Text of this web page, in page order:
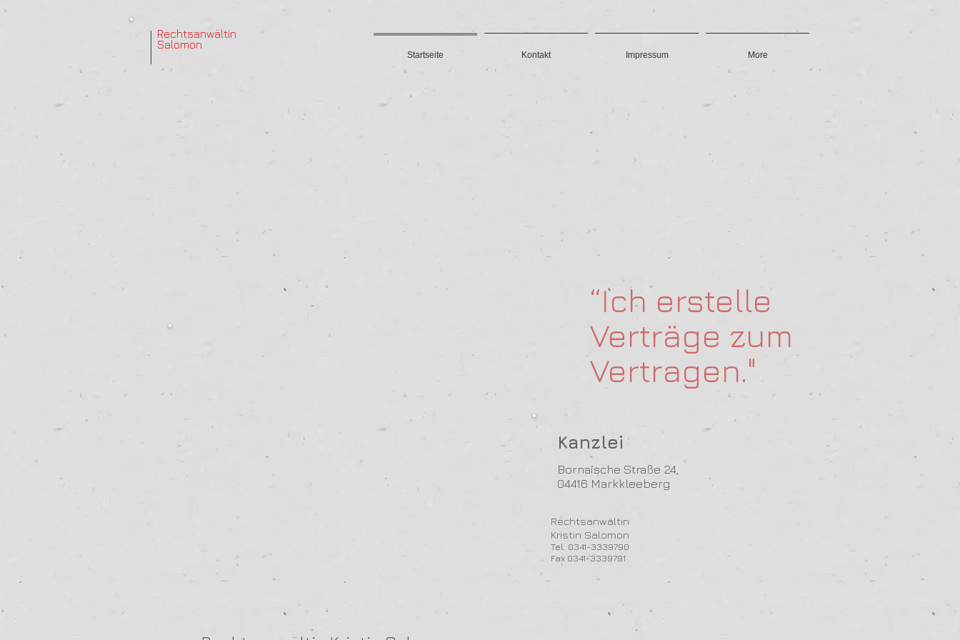
Rechtsanwältin
Salomon
Startseite Kontakt Impressum More
Kanzlei
Bornaische Straße 24,
04416 Markkleeberg
Rechtsanwältin
Kristin Salomon
Tel. 0341-3339790
Fax 0341-3339791
“Ich erstelle
Verträge zum
Vertragen."